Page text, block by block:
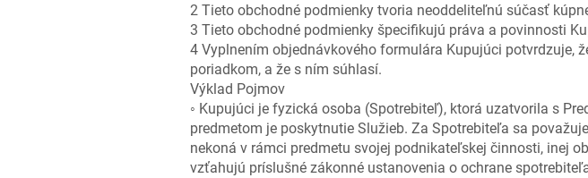
2 Tieto obchodné podmienky tvoria neoddeliteľnú súčasť
3 Tieto obchodné podmienky špecifikujú práva a povinnosti
4 Vyplnením objednávkového formulára Kupujúci potvrdzuje,
poriadkom, a že s ním súhlasí.
Výklad Pojmov
◦ Kupujúci je fyzická osoba (Spotrebiteľ), ktorá uzatvorila s
predmetom je poskytnutie Služieb. Za Spotrebiteľa sa
nekoná v rámci predmetu svojej podnikateľskej činnosti, inej
vzťahujú príslušné zákonné ustanovenia o ochrane